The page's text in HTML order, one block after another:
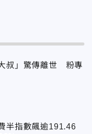
叔」驚傳離世 粉專
半指數飆逾191.46